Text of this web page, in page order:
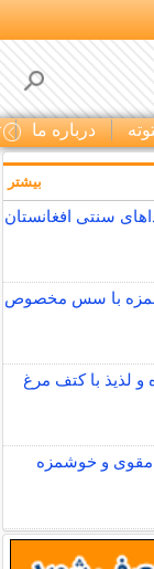
درباره ما
سنتی افغانستان
با سس مخصوص
مقوی و خوشمزه
بیشتر